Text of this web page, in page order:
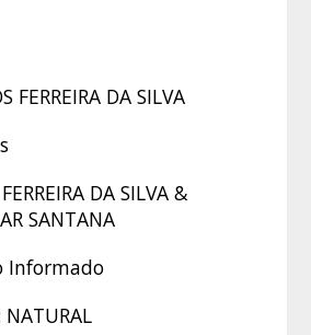
FERREIRA DA SILVA
DA SILVA &
SANTANA
Informado